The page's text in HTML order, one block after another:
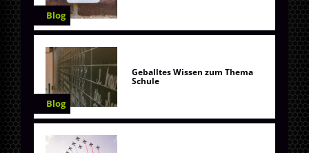
Blog
Blog
Geballtes Wissen zum Thema
Schule